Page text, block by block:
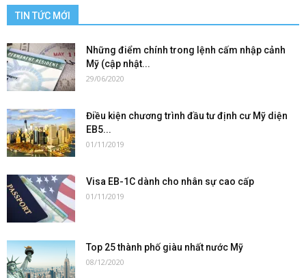
TIN TỨC MỚI
Những điểm chính trong lệnh cấm nhập cảnh
Mỹ (cập nhật...
29/06/2020
Điều kiện chương trình đầu tư định cư Mỹ diện
EB5...
01/11/2019
Visa EB-1C dành cho nhân sự cao cấp
01/11/2019
Top 25 thành phố giàu nhất nước Mỹ
08/12/2020